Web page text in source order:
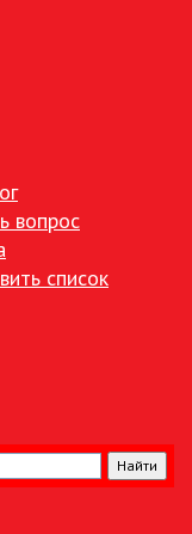
БАТАРЕЯХ
СВЕТИЛЬНИКИ
ПИТАНИЯ
вопрос
список